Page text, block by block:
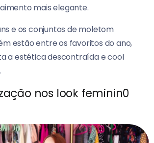
mais elegante.
e os conjuntos de moletom
estão entre os favoritos do ano,
a estética descontraída e cool
nos look feminin0